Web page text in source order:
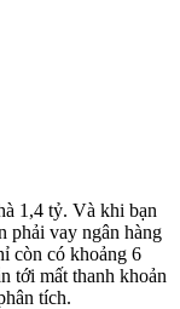
1,4 tỷ. Và khi bạn
phải vay ngân hàng
còn có khoảng 6
tới mất thanh khoản
tích.